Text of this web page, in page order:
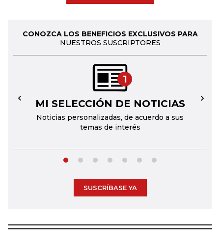
CONOZCA LOS BENEFICIOS EXCLUSIVOS PARA
NUESTROS SUSCRIPTORES
1
MI SELECCIÓN DE NOTICIAS
Noticias personalizadas, de acuerdo a sus
temas de interés
← →
SUSCRÍBASE YA